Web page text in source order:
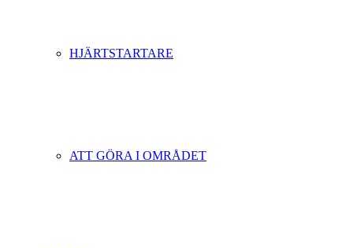
HJÄRTSTARTARE
ATT GÖRA I OMRÅDET